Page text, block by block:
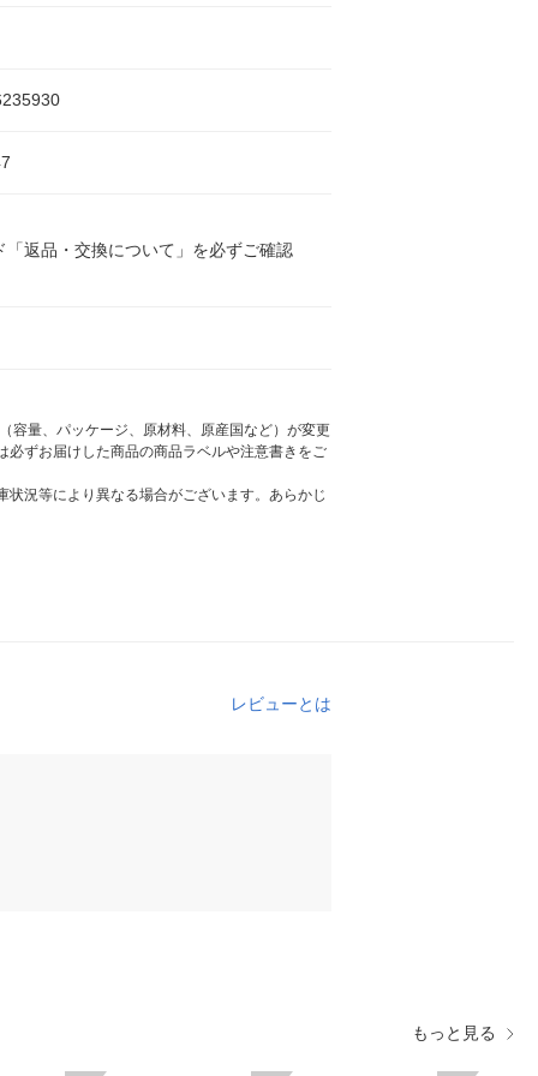
返品・交換について」を必ずご確認
容量、パッケージ、原材料、原産国など）が変更
ずお届けした商品の商品ラベルや注意書きをご
況等により異なる場合がございます。あらかじ
レビューとは
もっと見る